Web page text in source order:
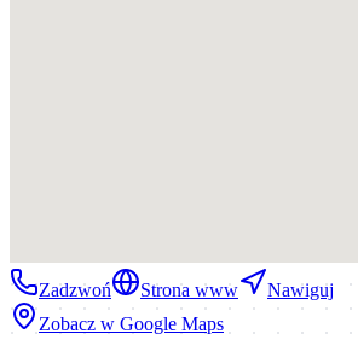
Zadzwoń Strona www
Nawiguj
Zobacz w Google Maps